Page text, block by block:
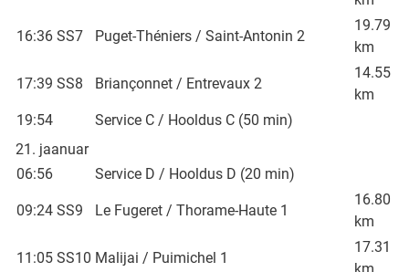
16:36 SS7 Puget-Théniers / Saint-Antonin 2
19.79
km
17:39 SS8 Briançonnet / Entrevaux 2
14.55
km
19:54
Service C / Hooldus C (50 min)
21. jaanuar
06:56
Service D / Hooldus D (20 min)
09:24 SS9 Le Fugeret / Thorame-Haute 1
16.80
km
11:05 SS10 Malijai / Puimichel 1
17.31